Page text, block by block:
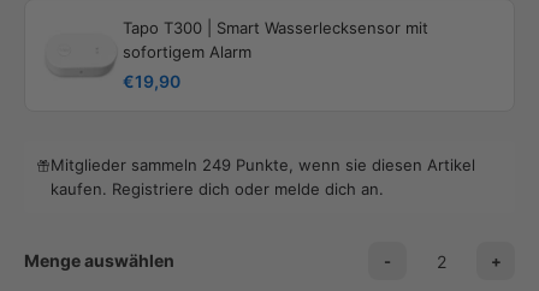
Tapo T300 | Smart Wasserlecksensor mit
sofortigem Alarm
€19,90
Mitglieder sammeln 249 Punkte, wenn sie diesen Artikel
kaufen. Registriere dich oder melde dich an.
Menge auswählen - +